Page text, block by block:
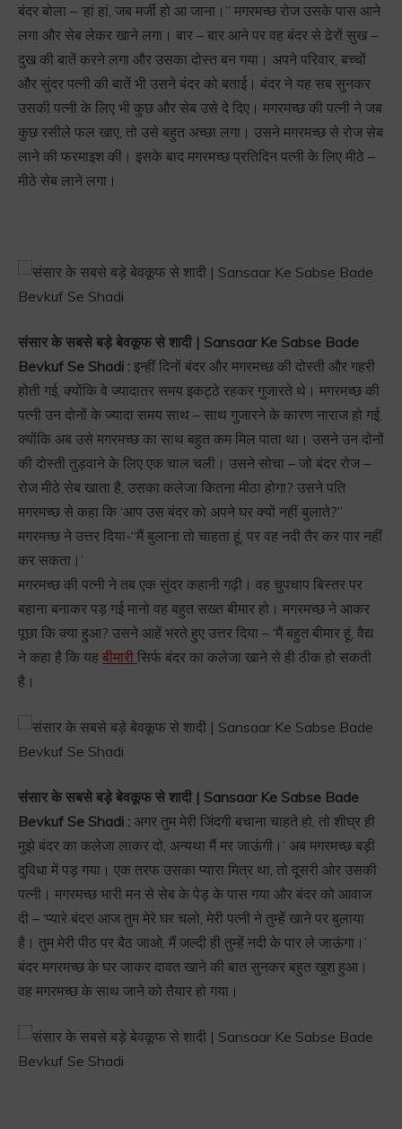
बंदर बोला – ‘हां हां, जब मर्जी हो आ जाना।” मगरमच्छ रोज उसके पास आने
लगा और सेब लेकर खाने लगा। बार – बार आने पर वह बंदर से ढेरों सुख –
दुख की बातें करने लगा और उसका दोस्त बन गया। अपने परिवार, बच्चों
और सुंदर पत्नी की बातें भी उसने बंदर को बताई। बंदर ने यह सब सुनकर
उसकी पत्नी के लिए भी कुछ और सेब उसे दे दिए। मगरमच्छ की पत्नी ने जब
कुछ रसीले फल खाए, तो उसे बहुत अच्छा लगा। उसने मगरमच्छ से रोज सेब
लाने की फरमाइश की। इसके बाद मगरमच्छ प्रतिदिन पत्नी के लिए मीठे –
मीठे सेब लाने लगा।
संसार के सबसे बड़े बेवकूफ से शादी | Sansaar Ke Sabse Bade
Bevkuf Se Shadi : इन्हीं दिनों बंदर और मगरमच्छ की दोस्ती और गहरी
होती गई, क्योंकि वे ज्यादातर समय इकट्ठे रहकर गुजारते थे। मगरमच्छ की
पत्नी उन दोनों के ज्यादा समय साथ – साथ गुजारने के कारण नाराज हो गई,
क्योंकि अब उसे मगरमच्छ का साथ बहुत कम मिल पाता था। उसने उन दोनों
की दोस्ती तुड़वाने के लिए एक चाल चली। उसने सोचा – जो बंदर रोज –
रोज मीठे सेब खाता है, उसका कलेजा कितना मीठा होगा? उसने पति
मगरमच्छ से कहा कि ‘आप उस बंदर को अपने घर क्यों नहीं बुलाते?”
मगरमच्छ ने उत्तर दिया-‘‘मैं बुलाना तो चाहता हूं, पर वह नदी तैर कर पार नहीं
कर सकता।’
मगरमच्छ की पत्नी ने तब एक सुंदर कहानी गढ़ी। वह चुपचाप बिस्तर पर
बहाना बनाकर पड़ गई मानो वह बहुत सख्त बीमार हो। मगरमच्छ ने आकर
पूछा कि क्या हुआ? उसने आहें भरते हुए उत्तर दिया – ‘मैं बहुत बीमार हूं, वैद्य
ने कहा है कि यह बीमारी सिर्फ बंदर का कलेजा खाने से ही ठीक हो सकती
है।
संसार के सबसे बड़े बेवकूफ से शादी | Sansaar Ke Sabse Bade
Bevkuf Se Shadi : अगर तुम मेरी जिंदगी बचाना चाहते हो, तो शीघ्र ही
मुझे बंदर का कलेजा लाकर दो, अन्यथा मैं मर जाऊंगी।’ अब मगरमच्छ बड़ी
दुविधा में पड़ गया। एक तरफ उसका प्यारा मित्र था, तो दूसरी ओर उसकी
पत्नी। मगरमच्छ भारी मन से सेब के पेड़ के पास गया और बंदर को आवाज
दी – ‘प्यारे बंदर! आज तुम मेरे घर चलो, मेरी पत्नी ने तुम्हें खाने पर बुलाया
है। तुम मेरी पीठ पर बैठ जाओ, मैं जल्दी ही तुम्हें नदी के पार ले जाऊंगा।’
बंदर मगरमच्छ के घर जाकर दावत खाने की बात सुनकर बहुत खुश हुआ।
वह मगरमच्छ के साथ जाने को तैयार हो गया।